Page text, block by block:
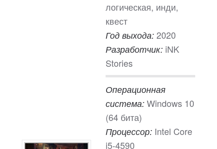
логическая, инди,
квест
Год выхода: 2020
Разработчик: iNK
Stories
Операционная
система: Windows 10
(64 бита)
Процессор: Intel Core
i5-4590